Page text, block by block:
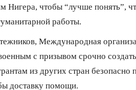
Нигера, чтобы “лучше понять”,
работы.
Международная
с призывом срочно
из других стран безопасно
доставку помощи.